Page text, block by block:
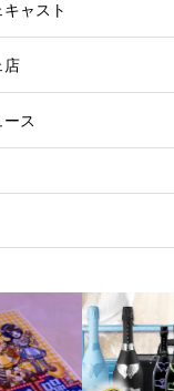
ャスト
店
ス